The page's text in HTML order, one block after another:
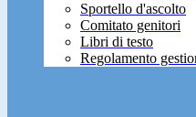
Sportello d'ascolto
Comitato genitori
Libri di testo
Regolamento